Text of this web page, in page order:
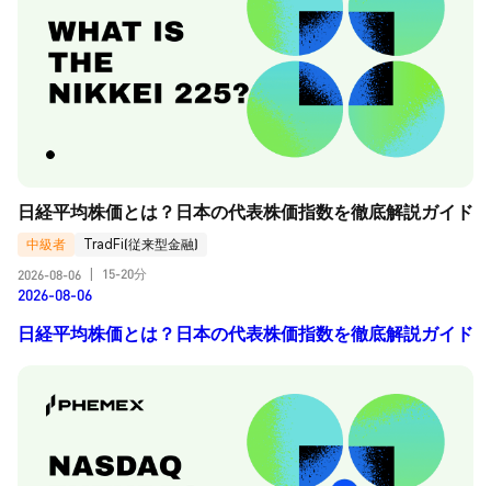
日経平均株価とは？日本の代表株価指数を徹底解説ガイド
中級者
TradFi(従来型金融)
2026-08-06
15-20分
2026-08-06
日経平均株価とは？日本の代表株価指数を徹底解説ガイド